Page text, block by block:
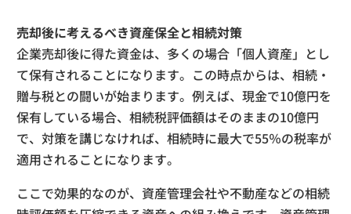
売却後に考えるべき資産保全と相続対策
企業売却後に得た資金は、多くの場合「個人資産」とし
て保有されることになります。この時点からは、相続・
贈与税との闘いが始まります。例えば、現金で10億円を
保有している場合、相続税評価額はそのままの10億円
で、対策を講じなければ、相続時に最大で55％の税率が
適用されることになります。
ここで効果的なのが、資産管理会社や不動産などの相続